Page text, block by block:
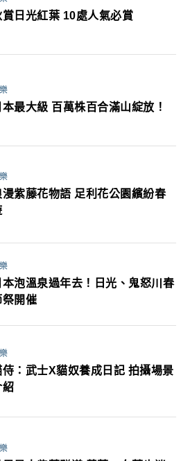
賞日光紅葉 10處人氣必賞
本最大級 百萬株百合滿山綻放！
漫紫藤花物語 足利花公園繽紛春
本泡溫泉過年去！日光、鬼怒川春
祭開催
侍：武士X貓奴養成日記 拍攝場景
紹